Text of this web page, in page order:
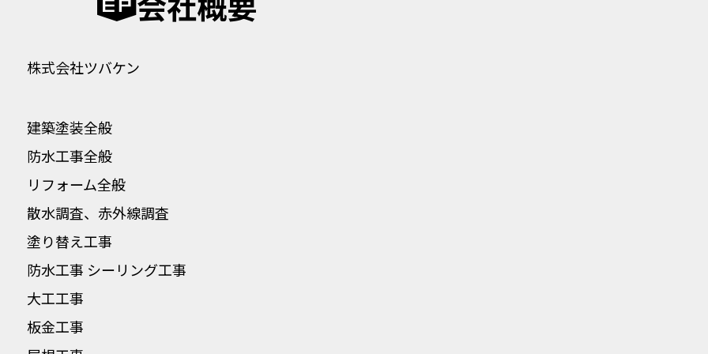
株式会社ツバケン
建築塗装全般
防水工事全般
リフォーム全般
散水調査、赤外線調査
塗り替え工事
防水工事 シーリング工事
大工工事
板金工事